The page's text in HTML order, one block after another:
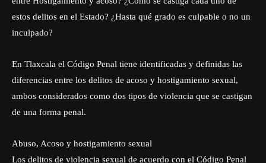
estos delitos en el Estado? ¿Hasta qué grado es culpable o no un
inculpado?
En Tlaxcala el Código Penal tiene identificadas y definidas las
diferencias entre los delitos de acoso y hostigamiento sexual,
ambos considerados como dos tipos de violencia que se castigan
de una forma penal.
Abuso, Acoso y hostigamiento sexual
Los delitos de violencia sexual de acuerdo con el Código Penal